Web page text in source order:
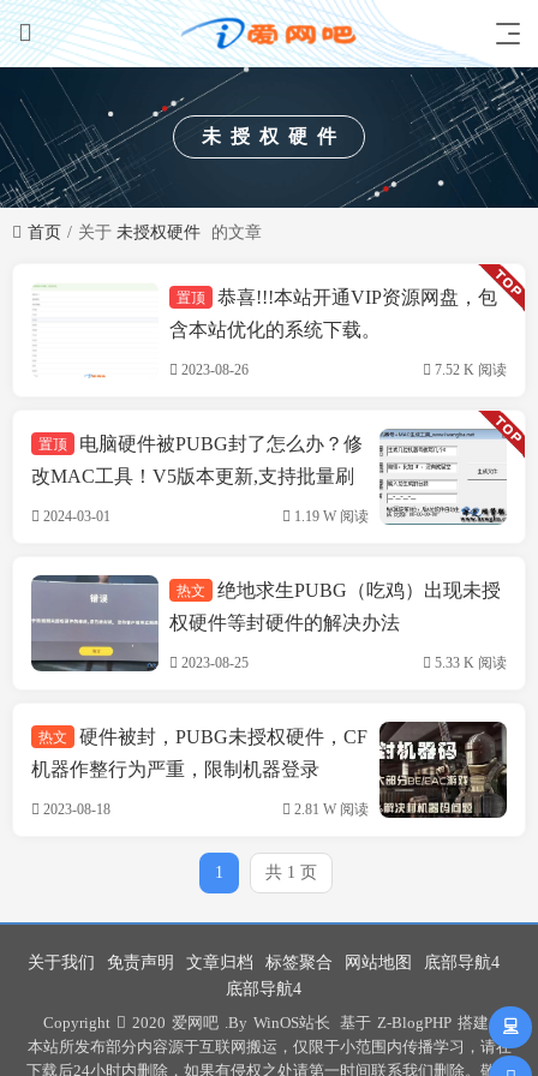
未授权硬件
首页 关于 未授权硬件 的文章
技术方案
置顶
恭喜!!!本站开通VIP资源网盘，包
含本站优化的系统下载。
2023-08-26 7.52 K 阅读
置顶
电脑硬件被PUBG封了怎么办？修
改MAC工具！V5版本更新,支持批量刷
机,支持INTEL&瑞立网卡
2024-03-01 1.19 W 阅读
游戏问题
热文
绝地求生PUBG（吃鸡）出现未授
权硬件等封硬件的解决办法
2023-08-25 5.33 K 阅读
热文
硬件被封，PUBG未授权硬件，CF
机器作整行为严重，限制机器登录
2023-08-18 2.81 W 阅读
1 共 1 页
关于我们 免责声明 文章归档 标签聚合 网站地图
底部导航4
底部导航4
Copyright
2020 爱网吧 .By WinOS站长 基于 Z-BlogPHP 搭建 .
本站所发布部分内容源于互联网搬运，仅限于小范围内传播学习，请在
下载后24小时内删除，如果有侵权之处请第一时间联系我们删除。敬请